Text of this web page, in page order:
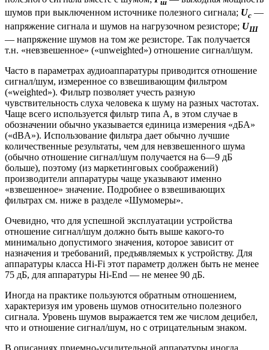
ш
шумов при выключенном источнике полезного сигнала; Uc —
напряжение сигнала и шумов на нагрузочном резисторе; UШ
— напряжение шумов на том же резисторе. Так получается
т.н. «невзвешенное» («unweighted») отношение сигнал/шум.
Часто в параметрах аудиоаппаратуры приводится отношение
сигнал/шум, измеренное со взвешивающим фильтром
(«weighted»). Фильтр позволяет учесть разную
чувствительность слуха человека к шуму на разных частотах.
Чаще всего используется фильтр типа А, в этом случае в
обозначении обычно указывается единица измерения «дБА»
(«dBA»). Использование фильтра дает обычно лучшие
количественные результаты, чем для невзвешенного шума
(обычно отношение сигнал/шум получается на 6—9 дБ
больше), поэтому (из маркетинговых соображений)
производители аппаратуры чаще указывают именно
«взвешенное» значение. Подробнее о взвешивающих
фильтрах см. ниже в разделе «Шумомеры».
Очевидно, что для успешной эксплуатации устройства
отношение сигнал/шум должно быть выше какого-то
минимально допустимого значения, которое зависит от
назначения и требований, предъявляемых к устройству. Для
аппаратуры класса Hi-Fi этот параметр должен быть не менее
75 дБ, для аппаратуры Hi-End — не менее 90 дБ.
Иногда на практике пользуются обратным отношением,
характеризуя им уровень шумов относительно полезного
сигнала. Уровень шумов выражается тем же числом децибел,
что и отношение сигнал/шум, но с отрицательным знаком.
В описаниях приемно-усилительной аппаратуры иногда